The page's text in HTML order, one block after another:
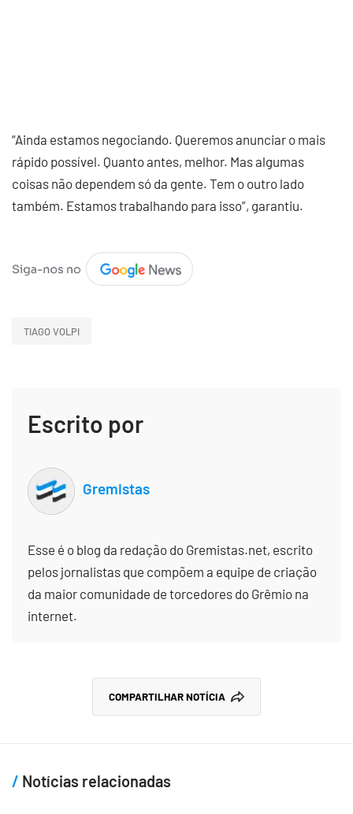
“Ainda estamos negociando. Queremos anunciar o mais
rápido possível. Quanto antes, melhor. Mas algumas
coisas não dependem só da gente. Tem o outro lado
também. Estamos trabalhando para isso”, garantiu.
TIAGO VOLPI
Escrito por
Gremistas
Esse é o blog da redação do Gremistas.net, escrito
pelos jornalistas que compõem a equipe de criação
da maior comunidade de torcedores do Grêmio na
internet.
COMPARTILHAR NOTÍCIA
Notícias relacionadas